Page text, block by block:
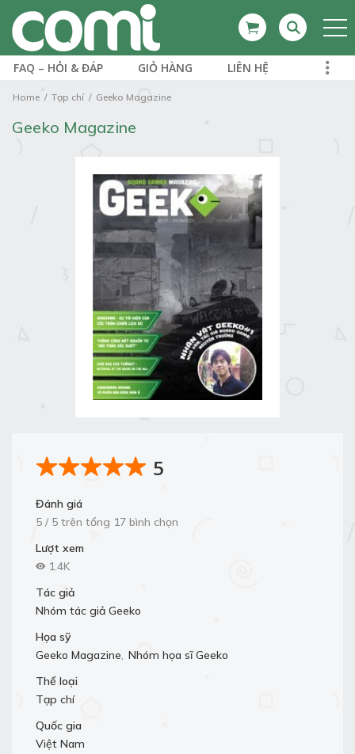
FAQ – HỎI & ĐÁP GIỎ HÀNG LIÊN HỆ
Home Tạp chí Geeko Magazine
Geeko Magazine
5
Đánh giá
5 / 5 trên tổng 17 bình chọn
Lượt xem
1.4K
Tác giả
Nhóm tác giả Geeko
Họa sỹ
Geeko Magazine, Nhóm họa sĩ Geeko
Thể loại
Tạp chí
Quốc gia
Việt Nam